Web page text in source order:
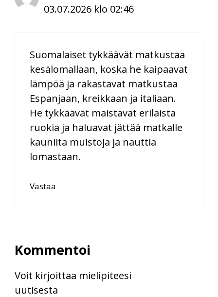
03.07.2026 klo 02:46
Suomalaiset tykkäävät matkustaa
kesälomallaan, koska he kaipaavat
lämpöä ja rakastavat matkustaa
Espanjaan, kreikkaan ja italiaan.
He tykkäävät maistavat erilaista
ruokia ja haluavat jättää matkalle
kauniita muistoja ja nauttia
lomastaan.
Vastaa
Kommentoi
Voit kirjoittaa mielipiteesi
uutisesta